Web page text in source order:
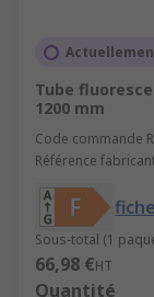
Tube
1200 mm
Code commande
Référence
Sous-total (1
66,98 €HT
Quantité